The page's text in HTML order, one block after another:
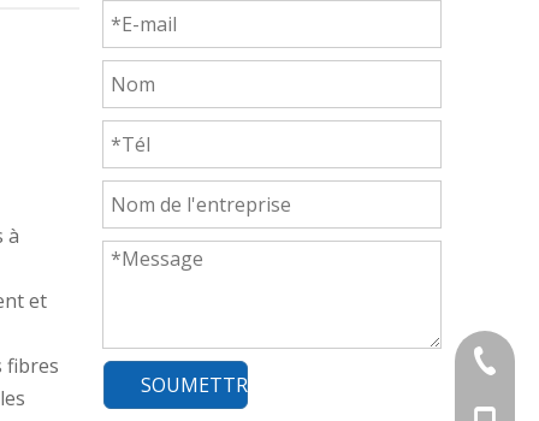
à
et
fibres
SOUMETTRE
+ 86-